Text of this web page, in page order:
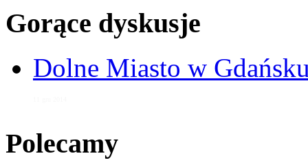
Gorące dyskusje
Dolne Miasto w
Polecamy